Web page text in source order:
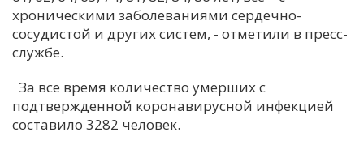
И
Т
У
хроническими заболеваниями сердечно-
сосудистой и других систем, - отметили в пресс-
службе.
За все время количество умерших с
подтвержденной коронавирусной инфекцией
составило 3282 человек.